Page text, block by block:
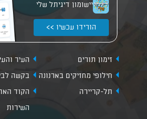
יישומון דיגיתל שלי
הורידו עכשיו >>
זימון תורים
העיר
חילופי מחזיקים בארנונה
בקשה
תל-קריירה
הקוד
השירות